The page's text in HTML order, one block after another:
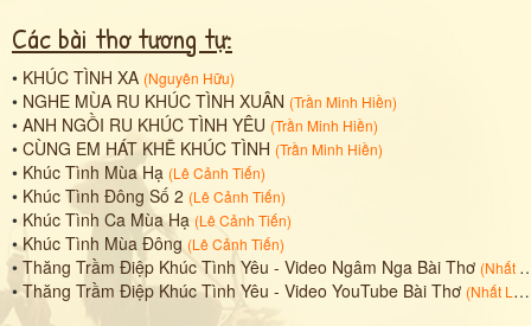
Các bài thơ tương tự:
• KHÚC TÌNH XA (Nguyên Hữu)
• NGHE MÙA RU KHÚC TÌNH XUÂN (Trần Minh Hiền)
• ANH NGỒI RU KHÚC TÌNH YÊU (Trần Minh Hiền)
• CÙNG EM HÁT KHẼ KHÚC TÌNH (Trần Minh Hiền)
• Khúc Tình Mùa Hạ (Lê Cảnh Tiến)
• Khúc Tình Đông Số 2 (Lê Cảnh Tiến)
• Khúc Tình Ca Mùa Hạ (Lê Cảnh Tiến)
•Khúc Tình Mùa Đông (Lê Cảnh Tiến)
• Thăng Trầm Điệp Khúc Tình Yêu - Video Ngâm Nga Bài Thơ (Nhất Lang (Nguyễn Thành Sáng)
•Thăng Trầm Điệp Khúc Tình Yêu - Video YouTube Bài Thơ (Nhất Lang (Nguyễn Thành Sáng)